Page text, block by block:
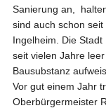
Sanierung an,
sind auch schon
Ingelheim. Die
seit vielen Jahre
Bausubstanz
Vor gut einem Jahr
Oberbürgermeister